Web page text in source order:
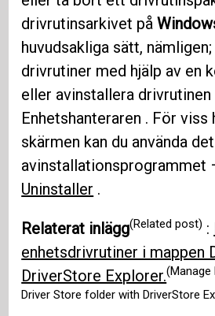
drivrutinsarkivet på
huvudsakliga sätt,
drivrutiner med hjälp av en
eller avinstallera drivrutinen
Enhetshanteraren . För viss
skärmen kan du använda
avinstallationsprogrammet
Uninstaller .
Relaterat inlägg(Related post) :
enhetsdrivrutiner i mappen
DriverStore Explorer.(Manage
Driver Store folder with DriverStore